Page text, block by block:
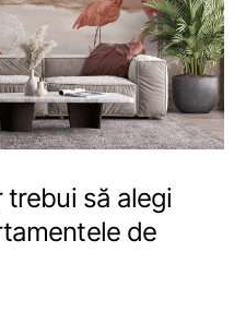
trebui să alegi
de